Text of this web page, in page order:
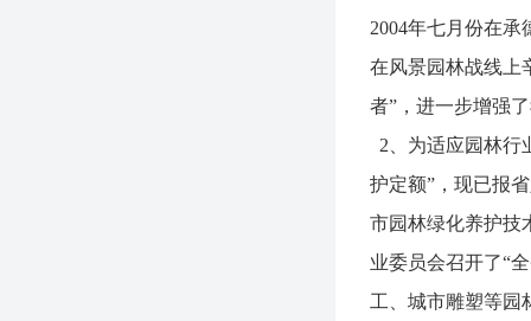
2004年七月份在
在风景园林战线上
者”，进一步增强
2、为适应园林行
护定额”，现已报
市园林绿化养护技
业委员会召开了“
工、城市雕塑等园